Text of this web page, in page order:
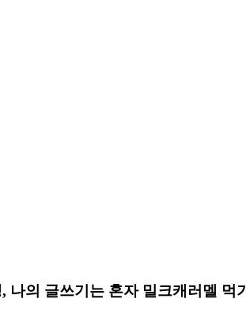
나의 글쓰기는 혼자 밀크캐러멜 먹기